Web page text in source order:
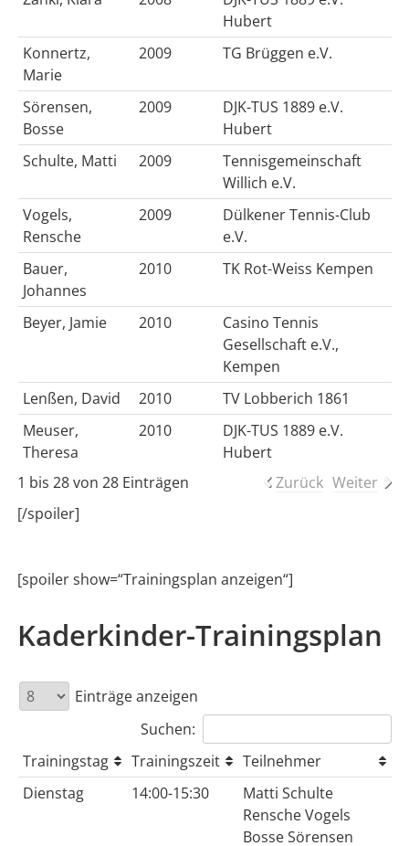
Hubert
Konnertz,
Marie
2009 TG Brüggen e.V.
Sörensen,
Bosse
2009
DJK-TUS 1889 e.V.
Hubert
Schulte, Matti
2009
Tennisgemeinschaft
Willich e.V.
Vogels,
Rensche
2009
Dülkener Tennis-Club
e.V.
Bauer,
Johannes
2010 TK Rot-Weiss Kempen
Beyer, Jamie 2010
Casino Tennis
Gesellschaft e.V.,
Kempen
Lenßen, David
2010
TV Lobberich 1861
Meuser,
Theresa
2010
DJK-TUS 1889 e.V.
Hubert
1 bis 28 von 28 Einträgen
Zurück Weiter
[/spoiler]
[spoiler show=“Trainingsplan anzeigen“]
Kaderkinder-Trainingsplan
Einträge anzeigen
Suchen:
Trainingstag
Trainingszeit
Teilnehmer
Dienstag
14:00-15:30
Matti Schulte
Rensche Vogels
Bosse Sörensen